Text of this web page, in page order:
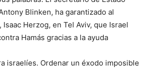
Blinken, ha garantizado al
Herzog, en Tel Aviv, que Israel
Hamás gracias a la ayuda
israelíes. Ordenar un éxodo imposible